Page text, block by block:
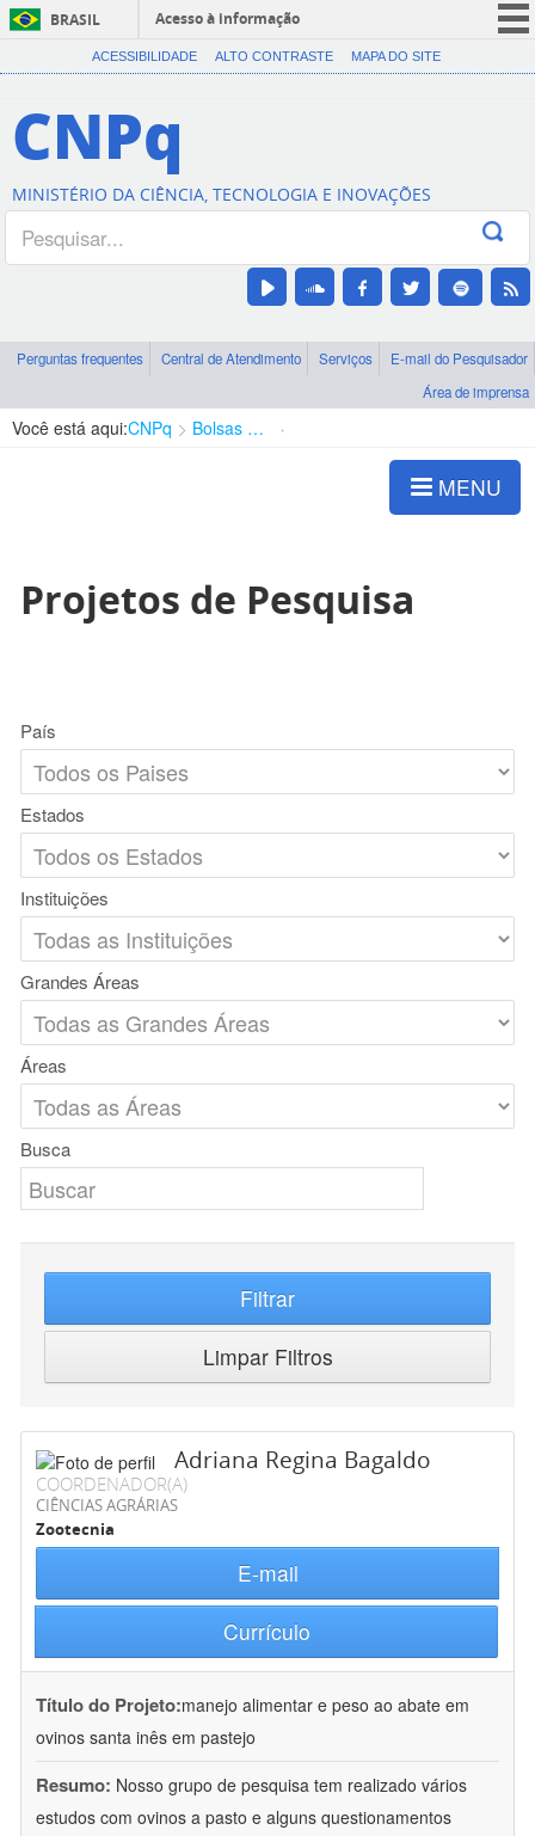
BRASIL
Acesso à informação
CORONAVÍRUS (COVID-19)
Canais
ACESSIBILIDADE ALTO CONTRASTE MAPA DO SITE
CNPq
MINISTÉRIO DA CIÊNCIA, TECNOLOGIA E INOVAÇÕES
Perguntas frequentes Central de Atendimento Serviços
E-mail do Pesquisador
Área de imprensa
Você está aqui:CNPq Bolsas e Auxílios Vigentes
MENU
Projetos de Pesquisa
País
Estados
Instituições
Grandes Áreas
Áreas
Busca
Filtrar
Limpar Filtros
Adriana Regina Bagaldo
COORDENADOR(A)
CIÊNCIAS AGRÁRIAS
Zootecnia
E-mail
Currículo
Título do Projeto:manejo alimentar e peso ao abate em
ovinos santa inês em pastejo
Resumo: Nosso grupo de pesquisa tem realizado vários
estudos com ovinos a pasto e alguns questionamentos